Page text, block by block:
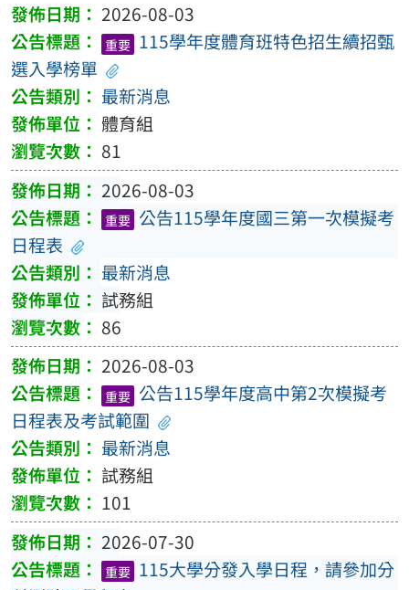
2026-08-03
重要 115學年度體育班特色招生續招甄
選入學榜單
最新消息
體育組
81
2026-08-03
重要 公告115學年度國三第一次模擬考
日程表
最新消息
試務組
86
2026-08-03
重要 公告115學年度高中第2次模擬考
日程表及考試範圍
最新消息
試務組
101
2026-07-30
重要 115大學分發入學日程，請參加分